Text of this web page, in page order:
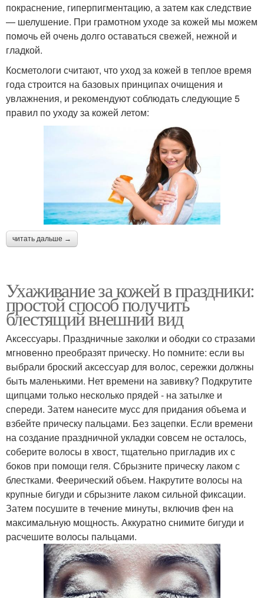
покраснение, гиперпигментацию, а затем как следствие
— шелушение. При грамотном уходе за кожей мы можем
помочь ей очень долго оставаться свежей, нежной и
гладкой.
Косметологи считают, что уход за кожей в теплое время
года строится на базовых принципах очищения и
увлажнения, и рекомендуют соблюдать следующие 5
правил по уходу за кожей летом:
читать дальше →
Ухаживание за кожей в праздники:
простой способ получить
блестящий внешний вид
Аксессуары. Праздничные заколки и ободки со стразами
мгновенно преобразят прическу. Но помните: если вы
выбрали броский аксессуар для волос, сережки должны
быть маленькими. Нет времени на завивку? Подкрутите
щипцами только несколько прядей - на затылке и
спереди. Затем нанесите мусс для придания объема и
взбейте прическу пальцами. Без зацепки. Если времени
на создание праздничной укладки совсем не осталось,
соберите волосы в хвост, тщательно пригладив их с
боков при помощи геля. Сбрызните прическу лаком с
блестками. Феерический объем. Накрутите волосы на
крупные бигуди и сбрызните лаком сильной фиксации.
Затем посушите в течение минуты, включив фен на
максимальную мощность. Аккуратно снимите бигуди и
расчешите волосы пальцами.